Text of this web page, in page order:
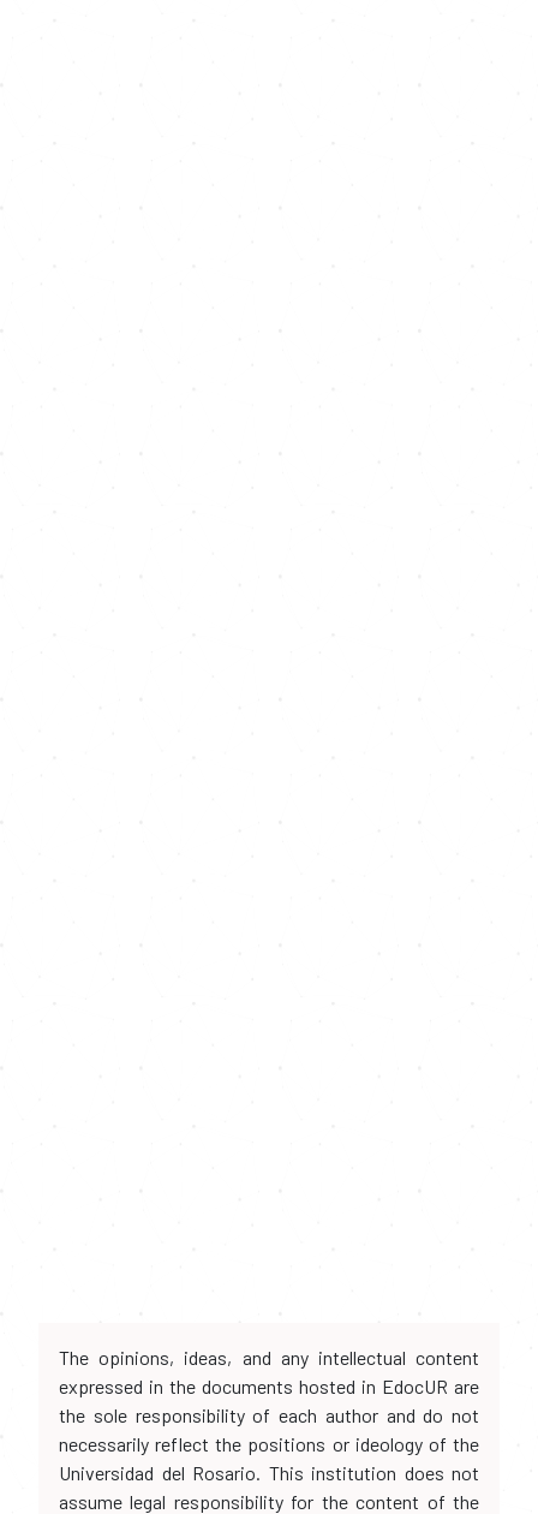
The opinions, ideas, and any intellectual content
expressed in the documents hosted in EdocUR are
the sole responsibility of each author and do not
necessarily reflect the positions or ideology of the
Universidad del Rosario. This institution does not
assume legal responsibility for the content of the